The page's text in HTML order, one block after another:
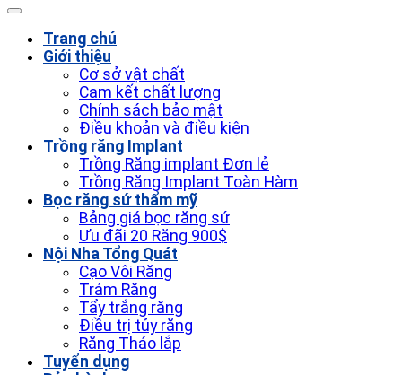
Trang chủ
Giới thiệu
Cơ sở vật chất
Cam kết chất lượng
Chính sách bảo mật
Điều khoản và điều kiện
Trồng răng Implant
Trồng Răng implant Đơn lẻ
Trồng Răng Implant Toàn Hàm
Bọc răng sứ thẩm mỹ
Bảng giá bọc răng sứ
Ưu đãi 20 Răng 900$
Nội Nha Tổng Quát
Cạo Vôi Răng
Trám Răng
Tẩy trắng răng
Điều trị tủy răng
Răng Tháo lắp
Tuyển dụng